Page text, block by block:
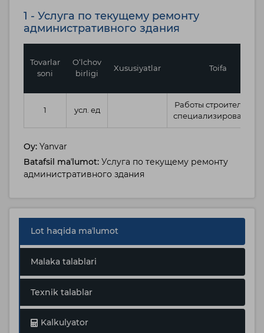
1 - Услуга по текущему ремонту
административного здания
Tovarlar
soni
O‘lchov
birligi
Xususiyatlar Toifa
1 усл. ед
Работы строительные
специализированные
Oy: Yanvar
Batafsil maʼlumot: Услуга по текущему ремонту
административного здания
Lot haqida maʼlumot
Malaka talablari
Texnik talablar
Kalkulyator